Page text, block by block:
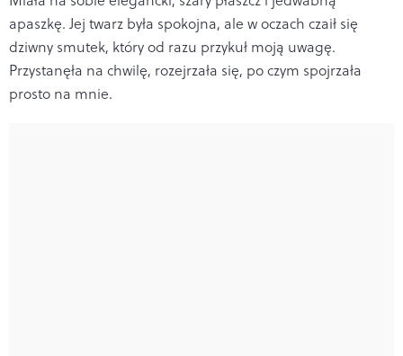
apaszkę. Jej twarz była spokojna, ale w oczach czaił się
dziwny smutek, który od razu przykuł moją uwagę.
Przystanęła na chwilę, rozejrzała się, po czym spojrzała
prosto na mnie.